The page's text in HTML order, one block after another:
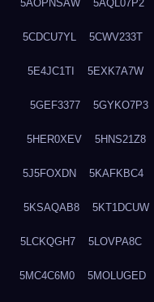
5AOPNSAW 5AQL07P2
5CDCU7YL 5CWV233T
5E4JC1TI 5EXK7A7W
5GEF3377 5GYKO7P3
5HER0XEV 5HNS21Z8
5J5FOXDN 5KAFKBC4
5KSAQAB8 5KT1DCUW
5LCKQGH7 5LOVPA8C
5MC4C6M0 5MOLUGED